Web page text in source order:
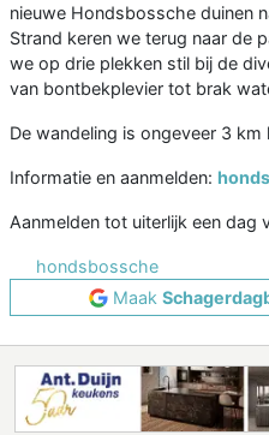
nieuwe Hondsbossche duinen
Strand keren we terug naar de
we op drie plekken stil bij de
van bontbekplevier tot brak
De wandeling is ongeveer 3 km
Informatie en aanmelden:
Aanmelden tot uiterlijk een dag
hondsbossche
Maak